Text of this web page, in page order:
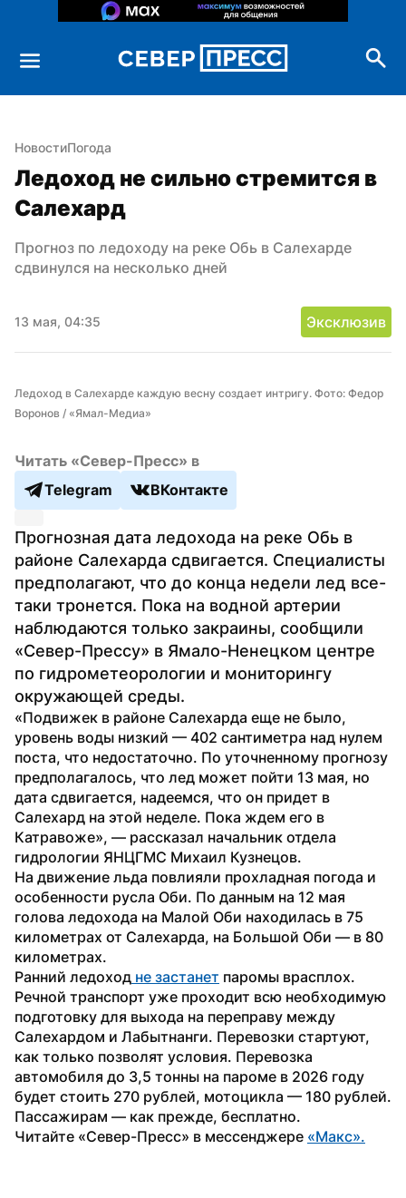
НовостиПогода
Ледоход не сильно стремится в
Салехард
Прогноз по ледоходу на реке Обь в Салехарде
сдвинулся на несколько дней
13 мая, 04:35 Эксклюзив
Ледоход в Салехарде каждую весну создает интригу. Фото: Федор
Воронов / «Ямал-Медиа»
Читать «Север-Пресс» в
Telegram
ВКонтакте
Прогнозная дата ледохода на реке Обь в
районе Салехарда сдвигается. Специалисты
предполагают, что до конца недели лед все-
таки тронется. Пока на водной артерии
наблюдаются только закраины, сообщили
«Север-Прессу» в Ямало-Ненецком центре
по гидрометеорологии и мониторингу
окружающей среды.
«Подвижек в районе Салехарда еще не было,
уровень воды низкий — 402 сантиметра над нулем
поста, что недостаточно. По уточненному прогнозу
предполагалось, что лед может пойти 13 мая, но
дата сдвигается, надеемся, что он придет в
Салехард на этой неделе. Пока ждем его в
Катравоже», — рассказал начальник отдела
гидрологии ЯНЦГМС Михаил Кузнецов.
На движение льда повлияли прохладная погода и
особенности русла Оби. По данным на 12 мая
голова ледохода на Малой Оби находилась в 75
километрах от Салехарда, на Большой Оби — в 80
километрах.
Ранний ледоход не застанет паромы врасплох.
Речной транспорт уже проходит всю необходимую
подготовку для выхода на переправу между
Салехардом и Лабытнанги. Перевозки стартуют,
как только позволят условия. Перевозка
автомобиля до 3,5 тонны на пароме в 2026 году
будет стоить 270 рублей, мотоцикла — 180 рублей.
Пассажирам — как прежде, бесплатно.
Читайте «Север-Пресс» в мессенджере «Макс».